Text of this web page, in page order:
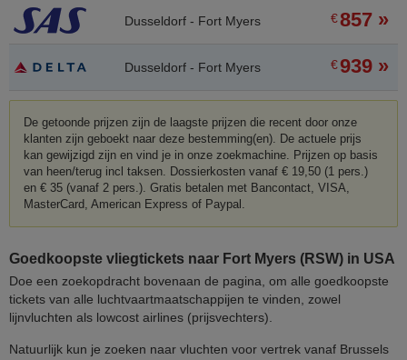
Dusseldorf - Fort Myers €857 »
Dusseldorf - Fort Myers €939 »
De getoonde prijzen zijn de laagste prijzen die recent door onze
klanten zijn geboekt naar deze bestemming(en). De actuele prijs
kan gewijzigd zijn en vind je in onze zoekmachine. Prijzen op basis
van heen/terug incl taksen. Dossierkosten vanaf € 19,50 (1 pers.)
en € 35 (vanaf 2 pers.). Gratis betalen met Bancontact, VISA,
MasterCard, American Express of Paypal.
Goedkoopste vliegtickets naar Fort Myers (RSW) in USA
Doe een zoekopdracht bovenaan de pagina, om alle goedkoopste
tickets van alle luchtvaartmaatschappijen te vinden, zowel
lijnvluchten als lowcost airlines (prijsvechters).
Natuurlijk kun je zoeken naar vluchten voor vertrek vanaf Brussels